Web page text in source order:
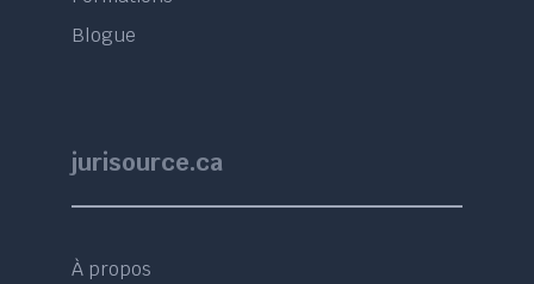
Blogue
jurisource.ca
À propos